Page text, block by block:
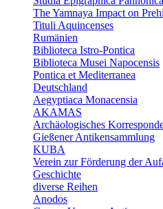
The Yamnaya Impact on
Tituli Aquincenses
Rumänien
Biblioteca Istro-Pontica
Biblioteca Musei Napocensis
Pontica et Mediterranea
Deutschland
Aegyptiaca Monacensia
AKAMAS
Archäologisches
Gießener Antikensammlung
KUBA
Verein zur Förderung der
Geschichte
diverse Reihen
Anodos